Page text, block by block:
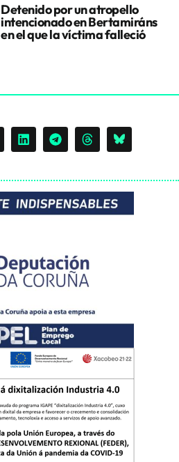
Detenido por un atropello
intencionado en Bertamiráns
en el que la víctima falleció